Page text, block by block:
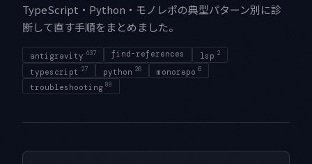
TypeScript・Python・モノレポの典型パターン別に診
断して直す手順をまとめました。
antigravity 437 find-references lsp 2
typescript 27 python 26 monorepo 6
troubleshooting 88